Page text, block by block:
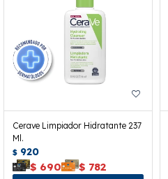
Cerave Limpiador Hidratante 237
Ml.
$ 920
$ 690 $ 782